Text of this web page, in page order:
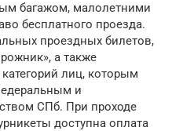
багажом, малолетними
бесплатного проезда.
проездных билетов,
а также
лиц, которым
и
СПб. При проходе
доступна оплата